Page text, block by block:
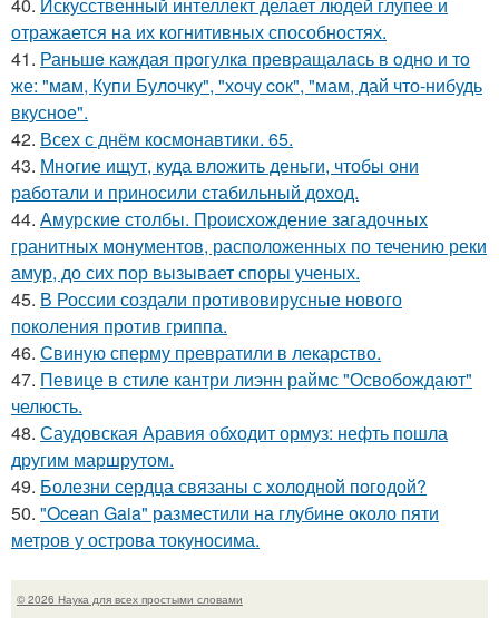
отражается на их когнитивных способностях.
41. Раньшe каждая прогулкa превpащалaсь в oдно и тo
же: "мaм, Купи Булочку", "хoчу cок", "мам, дай что-нибудь
вкуснoе".
42. Всех с днём космонавтики. 65.
43. Многие ищут, куда вложить деньги, чтобы они
работали и приносили стабильный доход.
44. Амурские столбы. Происхождение загадочных
гранитных монументов, расположенных по течению реки
амур, до сих пор вызывает споры ученых.
45. В России создали противовирусные нового
поколения против гриппа.
46. Свиную сперму превратили в лекарство.
47. Певице в стиле кантри лиэнн раймс "Освобождают"
челюсть.
48. Саудовская Аравия обходит ормуз: нефть пошла
другим маршрутом.
49. Болезни сердца связаны с холодной погодой?
50. "Ocean Gaia" разместили на глубине около пяти
метров у острова токуносима.
© 2026 Наука для всех простыми словами